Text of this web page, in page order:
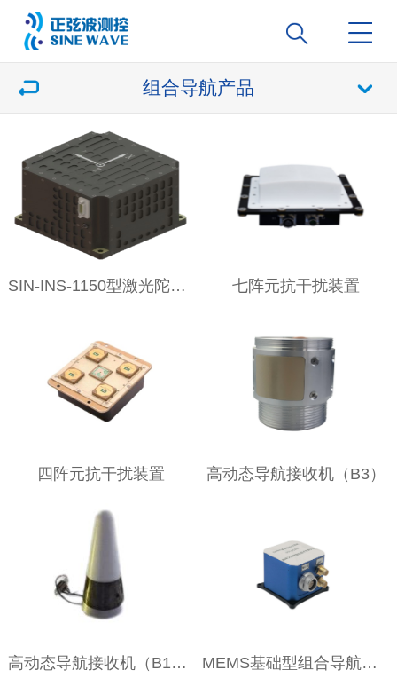
组合导航产品
SIN-INS-1150型激光陀螺惯性导航系统 七阵元抗干扰装置
四阵元抗干扰装置 高动态导航接收机（B3）
高动态导航接收机（B1L1） MEMS基础型组合导航系统SIN-GS001